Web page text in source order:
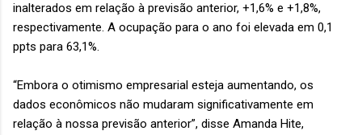
inalterados em relação à previsão anterior, +1,6% e +1,8%,
respectivamente. A ocupação para o ano foi elevada em 0,1
ppts para 63,1%.
“Embora o otimismo empresarial esteja aumentando, os
dados econômicos não mudaram significativamente em
relação à nossa previsão anterior”, disse Amanda Hite,